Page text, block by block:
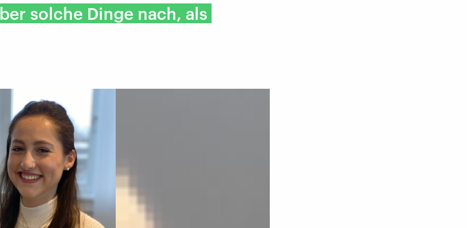
solche Dinge nach, als